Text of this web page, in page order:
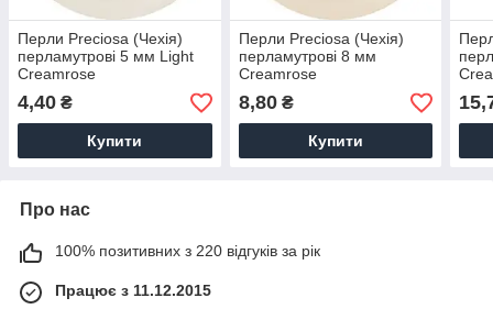
Перли Preciosa (Чехія)
перламутрові 5 мм Light
Creamrose
4,40 ₴
Купити
Перли Preciosa (Чехія)
перламутрові 8 мм
Creamrose
8,80₴
Купити
Про нас
100% позитивних з 220 відгуків за рік
Працює з 11.12.2015